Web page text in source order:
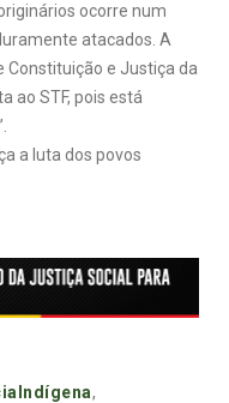
ocorre num
atacados. A
Constituição e Justiça da
ao STF, pois está
a luta dos povos
,